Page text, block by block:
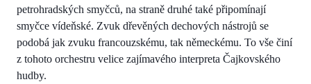
petrohradských smyčců, na straně druhé také připomínají
smyčce vídeňské. Zvuk dřevěných dechových nástrojů se
podobá jak zvuku francouzskému, tak německému. To vše činí
z tohoto orchestru velice zajímavého interpreta Čajkovského
hudby.